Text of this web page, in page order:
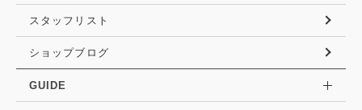
スタッフリスト
ショップブログ
GUIDE